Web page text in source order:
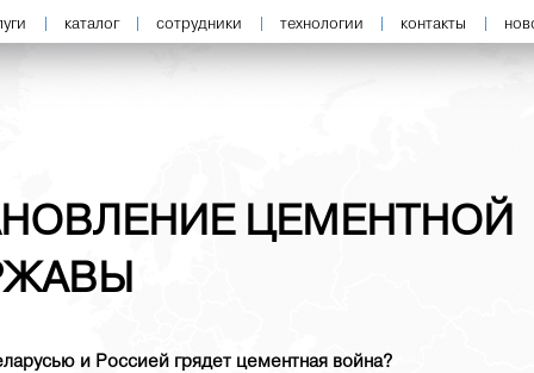
содержимому
каталог сотрудники технологии контакты
ЦЕМЕНТНОЙ
и Россией грядет цементная война?